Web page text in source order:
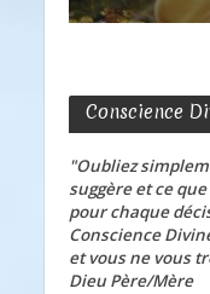
Conscience
"Oubliez
suggère et ce
pour chaque
Conscience
et vous ne vous
Dieu Père/Mère